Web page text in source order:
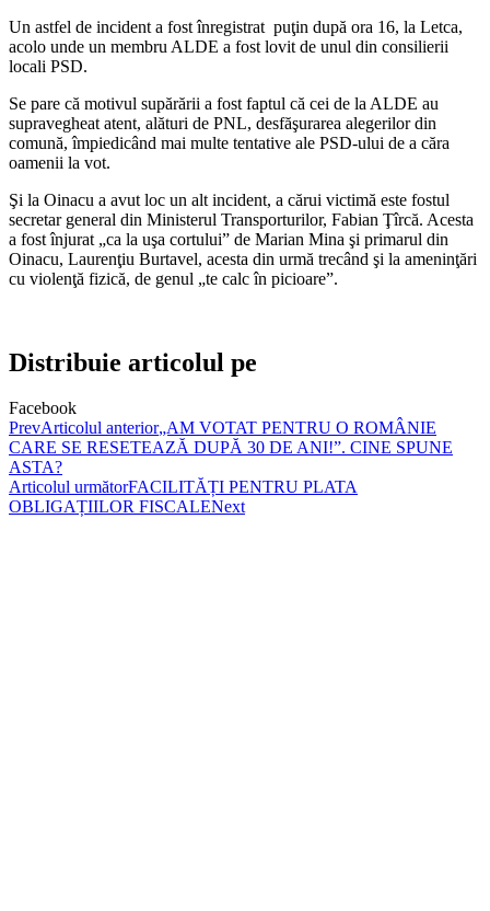
Un astfel de incident a fost înregistrat puţin după ora 16, la Letca,
acolo unde un membru ALDE a fost lovit de unul din consilierii
locali PSD.
Se pare că motivul supărării a fost faptul că cei de la ALDE au
supravegheat atent, alături de PNL, desfăşurarea alegerilor din
comună, împiedicând mai multe tentative ale PSD-ului de a căra
oamenii la vot.
Şi la Oinacu a avut loc un alt incident, a cărui victimă este fostul
secretar general din Ministerul Transporturilor, Fabian Ţîrcă. Acesta
a fost înjurat „ca la uşa cortului” de Marian Mina şi primarul din
Oinacu, Laurenţiu Burtavel, acesta din urmă trecând şi la ameninţări
cu violenţă fizică, de genul „te calc în picioare”.
Distribuie articolul pe
Facebook
PrevArticolul anterior„AM VOTAT PENTRU O ROMÂNIE
CARE SE RESETEAZĂ DUPĂ 30 DE ANI!”. CINE SPUNE
ASTA?
Articolul următorFACILITĂȚI PENTRU PLATA
OBLIGAȚIILOR FISCALENext